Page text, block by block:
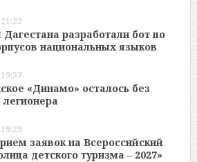
разработали бот по
национальных языков
«Динамо» осталось без
легионера
заявок на Всероссийский
детского туризма – 2027»